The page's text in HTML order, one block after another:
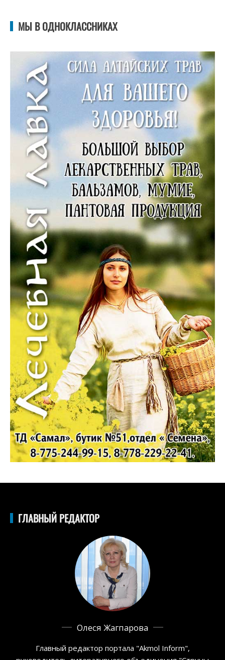
МЫ В ОДНОКЛАССНИКАХ
ГЛАВНЫЙ РЕДАКТОР
Олеся Жагпарова
Главный редактор портала "Akmol Inform",